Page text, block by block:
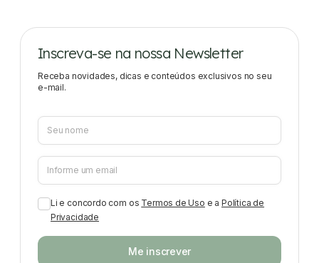
Inscreva-se na nossa Newsletter
Receba novidades, dicas e conteúdos exclusivos no seu
e-mail.
Li e concordo com os Termos de Uso e a Política de
Privacidade
Me inscrever